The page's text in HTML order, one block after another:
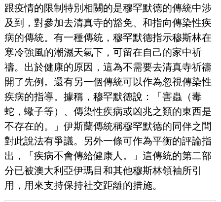
跟疫情的限制特別相關的是穆罕默德的傳統中涉
及到，對參加去清真寺的豁免、和指向傳染性疾
病的傳統。有一種傳統，穆罕默德指示穆斯林在
寒冷強風的潮濕天氣下，可留在自己的家中祈
禱。出於健康的原因，這為不需要去清真寺祈禱
開了先例。還有另一個傳統可以作為忽視傳染性
疾病的指導。據稱，穆罕默德說：「害蟲（毒
蛇，蠍子等）、傳染性疾病或凶兆之類的東西是
不存在的。」伊斯蘭傳統稱穆罕默德的同伴之間
對此說法有爭議。另外一條可作為平衡的評論指
出，「疾病不會傳給健康人。」這傳統的第二部
分已被澳大利亞伊瑪目和其他穆斯林領袖所引
用，用來支持保持社交距離的措施。